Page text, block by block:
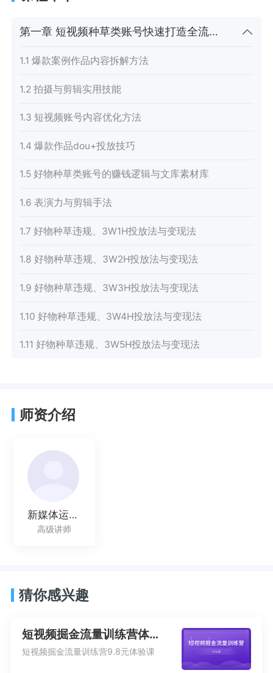
第一章 短视频种草类账号快速打造全流程（小课）
1.1 爆款案例作品内容拆解方法
1.2 拍摄与剪辑实用技能
1.3 短视频账号内容优化方法
1.4 爆款作品dou+投放技巧
1.5 好物种草类账号的赚钱逻辑与文库素材库
1.6 表演力与剪辑手法
1.7 好物种草违规、3W1H投放法与变现法
1.8 好物种草违规、3W2H投放法与变现法
1.9 好物种草违规、3W3H投放法与变现法
1.10 好物种草违规、3W4H投放法与变现法
1.11 好物种草违规、3W5H投放法与变现法
师资介绍
新媒体运营讲师
高级讲师
猜你感兴趣
短视频掘金流量训练营体验课
短视频掘金流量训练营9.8元体验课